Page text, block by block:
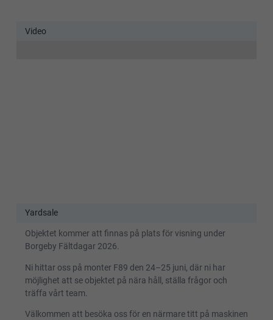
Video
Yardsale
Objektet kommer att finnas på plats för visning under
Borgeby Fältdagar 2026.
Ni hittar oss på monter F89 den 24–25 juni, där ni har
möjlighet att se objektet på nära håll, ställa frågor och
träffa vårt team.
Välkommen att besöka oss för en närmare titt på maskinen